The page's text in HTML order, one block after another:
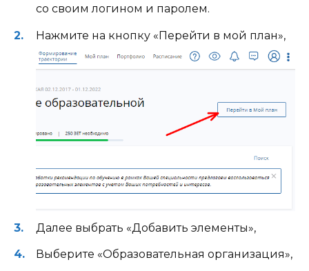
со своим логином и паролем.
Нажмите на кнопку «Перейти в мой план»,
Далее выбрать «Добавить элементы»,
Выберите «Образовательная организация»,